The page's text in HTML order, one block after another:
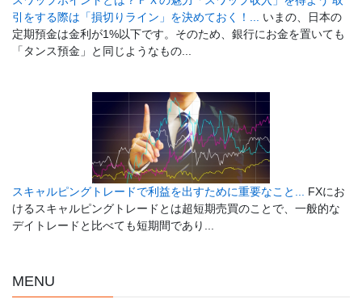
引をする際は「損切りライン」を決めておく！... いまの、日本の
定期預金は金利が1%以下です。そのため、銀行にお金を置いても
「タンス預金」と同じようなもの...
スキャルピングトレードで利益を出すために重要なこと...
FXにお
けるスキャルピングトレードとは超短期売買のことで、一般的な
デイトレードと比べても短期間であり...
MENU